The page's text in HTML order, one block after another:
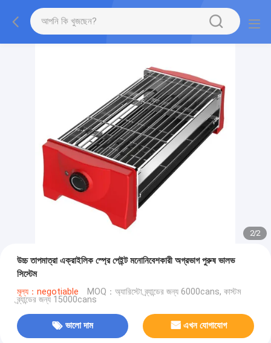
2/2
উচ্চ তাপমাত্রা এক্রাইলিক স্প্রে পেইন্ট মনোনিবেশকারী অগ্রভাগ পুরুষ ভালভ
সিস্টেম
মূল্য：negotiable MOQ：অ্যারিস্টো ব্র্যান্ডের জন্য 6000cans, কাস্টম
ব্র্যান্ডের জন্য 15000cans
ভালো দাম এখন যোগাযোগ